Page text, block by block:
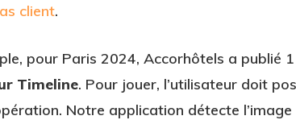
client.
pour Paris 2024, Accorhôtels a publié 1
Timeline. Pour jouer, l’utilisateur doit
Notre application détecte